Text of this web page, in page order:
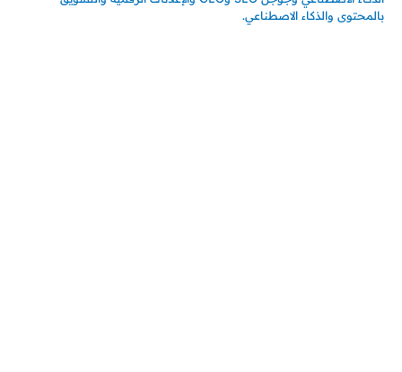
بالمحتوى والذكاء الاصطناعي.